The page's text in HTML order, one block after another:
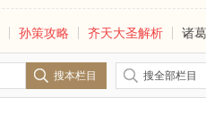
孙策攻略 齐天大圣解析 诸
搜本栏目 搜全部栏目